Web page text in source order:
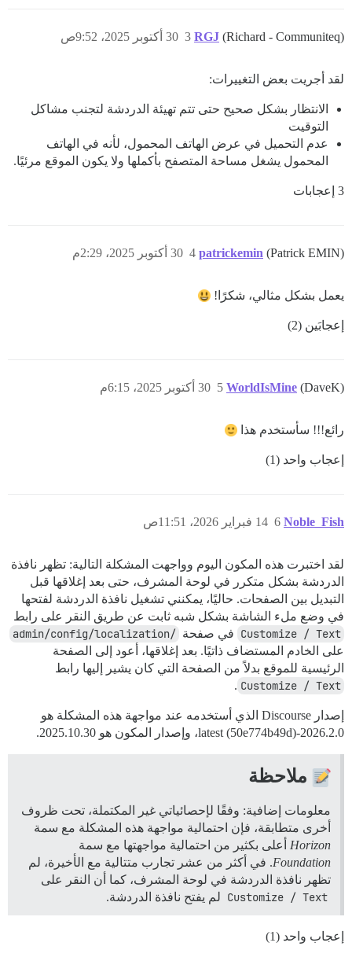
RGJ (Richard - Communiteq) 30 أكتوبر 2025، 9:52ص 3
لقد أجريت بعض التغييرات:
الانتظار بشكل صحيح حتى تتم تهيئة الدردشة لتجنب مشاكل
التوقيت
عدم التحميل في عرض الهاتف المحمول، لأنه في الهاتف
المحمول يشغل مساحة المتصفح بأكملها ولا يكون الموقع مرئيًا.
3 إعجابات
patrickemin (Patrick EMIN) 30 أكتوبر 2025، 2:29م 4
يعمل بشكل مثالي، شكرًا!
إعجابَين (2)
WorldIsMine (DaveK) 30 أكتوبر 2025، 6:15م 5
رائع!!! سأستخدم هذا
إعجاب واحد (1)
Noble_Fish 14 فبراير 2026، 11:51ص 6
لقد اختبرت هذه المكون اليوم وواجهت المشكلة التالية: تظهر نافذة
الدردشة بشكل متكرر في لوحة المشرف، حتى بعد إغلاقها قبل
التبديل بين الصفحات. حاليًا، يمكنني تشغيل نافذة الدردشة لفتحها
في وضع ملء الشاشة بشكل شبه ثابت عن طريق النقر على رابط
Customize / Text في صفحة /admin/config/localization
على الخادم المستضاف ذاتيًا. بعد إغلاقها، أعود إلى الصفحة
الرئيسية للموقع بدلاً من الصفحة التي كان يشير إليها رابط
Customize / Text
.
إصدار Discourse الذي أستخدمه عند مواجهة هذه المشكلة هو
2026.2.0-latest (50e774b49d)، وإصدار المكون هو 2025.10.30.
ملاحظة
معلومات إضافية: وفقًا لإحصائياتي غير المكتملة، تحت ظروف
أخرى متطابقة، فإن احتمالية مواجهة هذه المشكلة مع سمة
Horizon أعلى بكثير من احتمالية مواجهتها مع سمة
Foundation. في أكثر من عشر تجارب متتالية مع الأخيرة، لم
تظهر نافذة الدردشة في لوحة المشرف، كما أن النقر على
Customize / Text لم يفتح نافذة الدردشة.
إعجاب واحد (1)